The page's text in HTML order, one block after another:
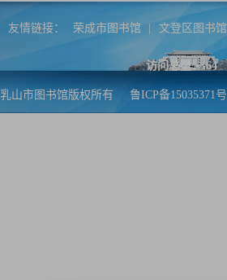
友情链接： 荣成市图书馆 文登区图书馆
访问总量：64
乳山市图书馆版权所有 鲁ICP备15035371号